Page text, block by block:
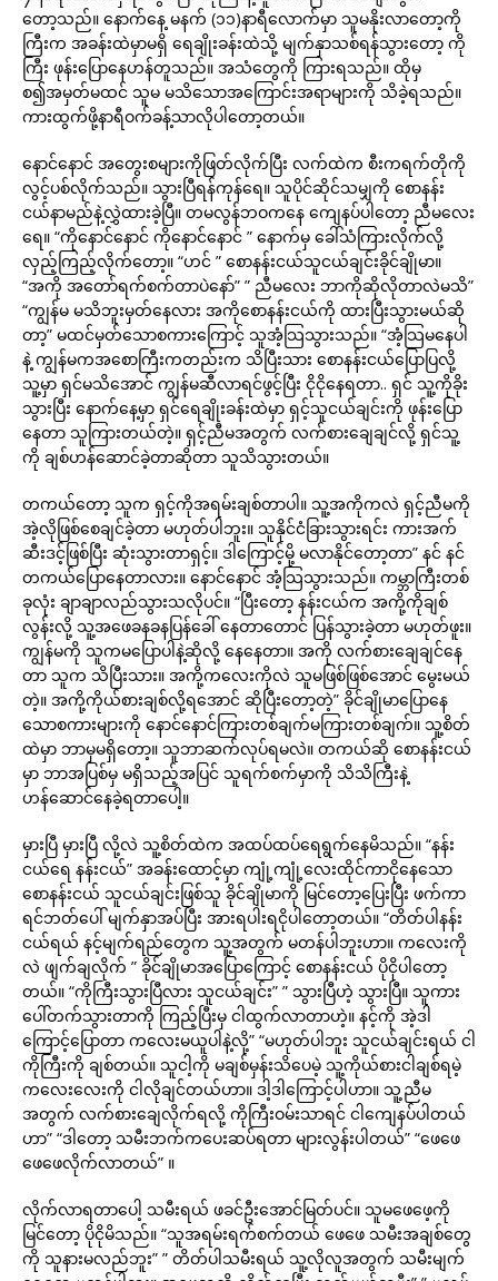
တော့သည်။ နောက်နေ့ မနက် (၁၁)နာရီလောက်မှာ သူမနိုးလာတော့ကို
ကြီးက အခန်းထဲမှာမရှိ ရေချိုးခန်းထဲသို့ မျက်နှာသစ်ရန်သွားတော့ ကို
ကြီး ဖုန်းပြောနေဟန်တူသည်။ အသံတွေကို ကြားရသည်။ ထိုမှ
စ၍အမှတ်မထင် သူမ မသိသောအကြောင်းအရာများကို သိခဲ့ရသည်။
ကားထွက်ဖို့နာရီဝက်ခန့်သာလိုပါတော့တယ်။
နောင်နောင် အတွေးစများကိုဖြတ်လိုက်ပြီး လက်ထဲက စီးကရက်တိုကို
လွင့်ပစ်လိုက်သည်။ သွားပြီရန်ကုန်ရေ။ သူပိုင်ဆိုင်သမျှကို စောနန်း
ငယ်နာမည်နဲ့လွှဲထားခဲ့ပြီ။ တမလွန်ဘဝကနေ ကျေနပ်ပါတော့ ညီမလေး
ရေ။ “ကိုနောင်နောင် ကိုနောင်နောင် ” နောက်မှ ခေါ်သံကြားလိုက်လို့
လှည့်ကြည့်လိုက်တော့။ “ဟင် ” စောနန်းငယ်သူငယ်ချင်းခိုင်ချိုမာ။
“အကို အတော်ရက်စက်တာပဲနော်” ” ညီမလေး ဘာကိုဆိုလိုတာလဲမသိ”
“ကျွန်မ မသိဘူးမှတ်နေလား အကိုစောနန်းငယ်ကို ထားပြီးသွားမယ်ဆို
တာ့” မထင်မှတ်သောစကားကြောင့် သူအံ့သြသွားသည်။ “အံ့သြမနေပါ
နဲ့ ကျွန်မကအစောကြီးကတည်းက သိပြီးသား စောနန်းငယ်ပြောပြလို့
သူ့မှာ ရှင်မသိအောင် ကျွန်မဆီလာရင်ဖွင့်ပြီး ငိုငိုနေရတာ.. ရှင် သူ့ကိုခိုး
သွားပြီး နောက်နေ့မှာ ရှင်ရေချိုးခန်းထဲမှာ ရှင့်သူငယ်ချင်းကို ဖုန်းပြော
နေတာ သူကြားတယ်တဲ့။ ရှင့်ညီမအတွက် လက်စားချေချင်လို့ ရှင်သူ့
ကို ချစ်ဟန်ဆောင်ခဲ့တာဆိုတာ သူသိသွားတယ်။
တကယ်တော့ သူက ရှင့်ကိုအရမ်းချစ်တာပါ။ သူ့အကိုကလဲ ရှင့်ညီမကို
အဲ့လိုဖြစ်စေချင်ခဲ့တာ မဟုတ်ပါဘူး။ သူနိုင်ငံခြားသွားရင်း ကားအက်
ဆီးဒင့်ဖြစ်ပြီး ဆုံးသွားတာရှင့်။ ဒါကြောင့်မို့ မလာနိုင်တော့တာ” နင် နင်
တကယ်ပြောနေတာလား။ နောင်နောင် အံ့သြသွားသည်။ ကမ္ဘာကြီးတစ်
ခုလုံး ချာချာလည်သွားသလိုပင်။ “ပြီးတော့ နန်းငယ်က အကို့ကိုချစ်
လွန်းလို့ သူ့အဖေခနခနပြန်ခေါ် နေတာတောင် ပြန်သွားခဲ့တာ မဟုတ်ဖူး။
ကျွန်မကို သူကမပြောပါနဲ့ဆိုလို့ နေနေတာ။ အကို လက်စားချေချင်နေ
တာ သူက သိပြီးသား။ အကို့ကလေးကိုလဲ သူမဖြစ်ဖြစ်အောင် မွေးမယ်
တဲ့။ အကို့ကိုယ်စားချစ်လို့ရအောင် ဆိုပြီးတော့တဲ့” ခိုင်ချိုမာပြောနေ
သောစကားများကို နောင်နောင်ကြားတစ်ချက်မကြားတစ်ချက်။ သူ့စိတ်
ထဲမှာ ဘာမှမရှိတော့။ သူဘာဆက်လုပ်ရမလဲ။ တကယ်ဆို စောနန်းငယ်
မှာ ဘာအပြစ်မှ မရှိသည့်အပြင် သူရက်စက်မှာကို သိသိကြီးနဲ့
ဟန်ဆောင်နေခဲ့ရတာပေါ့။
မှားပြီ မှားပြီ လို့လဲ သူ့စိတ်ထဲက အထပ်ထပ်ရေရွက်နေမိသည်။ “နန်း
ငယ်ရေ နန်းငယ်” အခန်းထောင့်မှာ ကျုံ့ကျုံ့လေးထိုင်ကာငိုနေသော
စောနန်းငယ် သူငယ်ချင်းဖြစ်သူ ခိုင်ချိုမာကို မြင်တော့ပြေးပြီး ဖက်ကာ
ရင်ဘတ်ပေါ် မျက်နှာအပ်ပြီး အားရပါးရငိုပါတော့တယ်။ “တိတ်ပါနန်း
ငယ်ရယ် နင့်မျက်ရည်တွေက သူ့အတွက် မတန်ပါဘူးဟာ။ ကလေးကို
လဲ ဖျက်ချလိုက် ” ခိုင်ချိုမာအပြောကြောင့် စောနန်းငယ် ပိုငိုပါတော့
တယ်။ “ကိုကြီးသွားပြီလား သူငယ်ချင်း” ” သွားပြီဟဲ့ သွားပြီ။ သူကား
ပေါ်တက်သွားတာကို ကြည့်ပြီးမှ ငါထွက်လာတာဟဲ့။ နင့်ကို အဲ့ဒါ
ကြောင့်ပြောတာ ကလေးမယူပါနဲ့လို့” “မဟုတ်ပါဘူး သူငယ်ချင်းရယ် ငါ
ကိုကြီးကို ချစ်တယ်။ သူငါ့ကို မချစ်မှန်းသိပေမဲ့ သူ့ကိုယ်စားငါချစ်ရမဲ့
ကလေးလေးကို ငါလိုချင်တယ်ဟာ။ ဒါ့ဒါကြောင့်ပါဟာ။ သူ့ညီမ
အတွက် လက်စားချေလိုက်ရလို့ ကိုကြီးဝမ်းသာရင် ငါကျေနပ်ပါတယ်
ဟာ” “ဒါတော့ သမီးဘက်ကပေးဆပ်ရတာ များလွန်းပါတယ်” “ဖေဖေ
ဖေဖေလိုက်လာတယ်” ။
လိုက်လာရတာပေါ့ သမီးရယ် ဖခင်ဦးအောင်မြတ်ပင်။ သူမဖေဖေ့ကို
မြင်တော့ ပိုငိုမိသည်။ “သူအရမ်းရက်စက်တယ် ဖေဖေ သမီးအချစ်တွေ
ကို သူနားမလည်ဘူး” ” တိတ်ပါသမီးရယ် သူ့လိုလူအတွက် သမီးမျက်